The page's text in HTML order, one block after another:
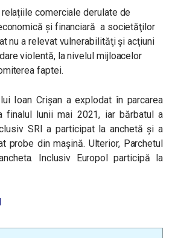
comerciale derulate de
şi financiară a societăţilor
nu a relevat vulnerabilităţi şi acţiuni
violentă, la nivelul mijloacelor
faptei.
Ioan Crișan a explodat în parcarea
finalul lunii mai 2021, iar bărbatul a
SRI a participat la anchetă și a
probe din mașină. Ulterior, Parchetul
Inclusiv Europol participă la